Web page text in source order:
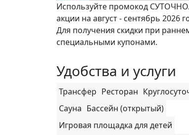
Используйте промокод
акции на август - сентябрь 2026
Для получения скидки при
специальными купонами.
Удобства и услуги
Трансфер Ресторан
Сауна Бассейн (открытый)
Игровая площадка для детей